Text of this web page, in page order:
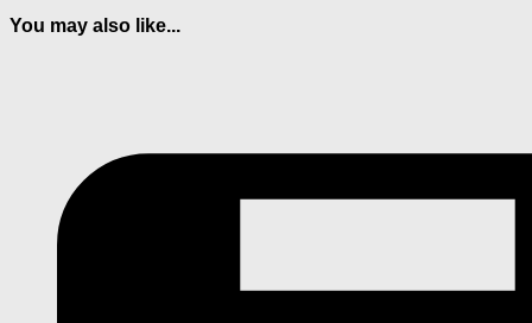
You may also like...